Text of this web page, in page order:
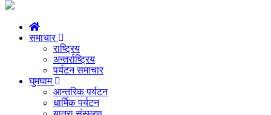
समाचार
राष्ट्रिय
अन्तर्राष्ट्रिय
पर्यटन समाचार
घुमघाम
आन्तरिक पर्यटन
धार्मिक पर्यटन